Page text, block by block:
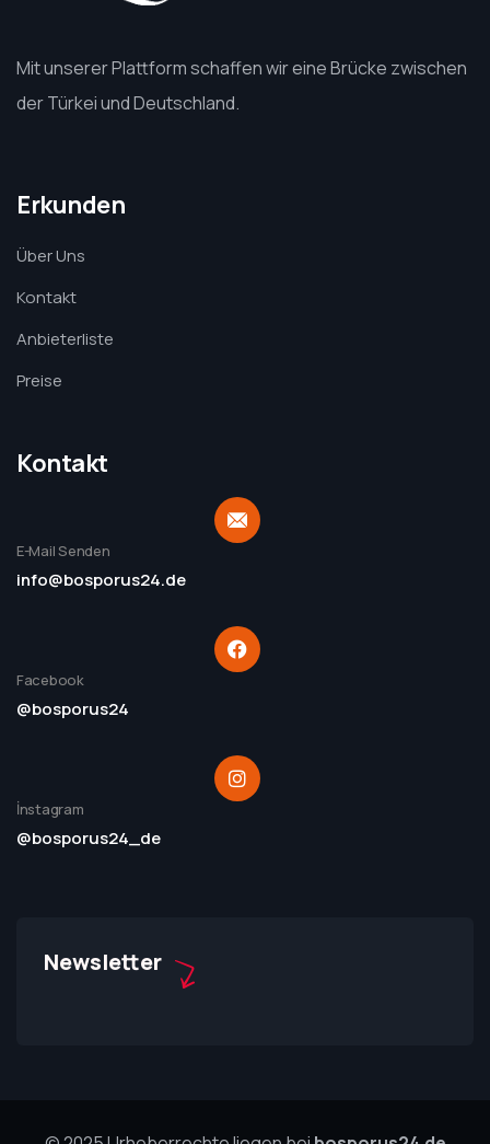
Mit unserer Plattform schaffen wir eine Brücke zwischen
der Türkei und Deutschland.
Erkunden
Über Uns
Kontakt
Anbieterliste
Preise
Kontakt
E-Mail Senden
info@bosporus24.de
Facebook
@bosporus24
İnstagram
@bosporus24_de
Newsletter